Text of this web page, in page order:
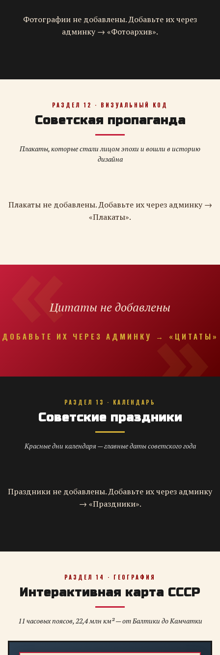
Фотографии не добавлены. Добавьте их через
админку → «Фотоархив».
РАЗДЕЛ 12 · ВИЗУАЛЬНЫЙ КОД
Советская пропаганда
Плакаты, которые стали лицом эпохи и вошли в историю
дизайна
Плакаты не добавлены. Добавьте их через админку →
«Плакаты».
Цитаты не добавлены
ДОБАВЬТЕ ИХ ЧЕРЕЗ АДМИНКУ → «ЦИТАТЫ»
РАЗДЕЛ 13 · КАЛЕНДАРЬ
Советские праздники
Красные дни календаря — главные даты советского года
Праздники не добавлены. Добавьте их через админку
→ «Праздники».
РАЗДЕЛ 14 · ГЕОГРАФИЯ
Интерактивная карта СССР
11 часовых поясов, 22,4 млн км² — от Балтики до Камчатки